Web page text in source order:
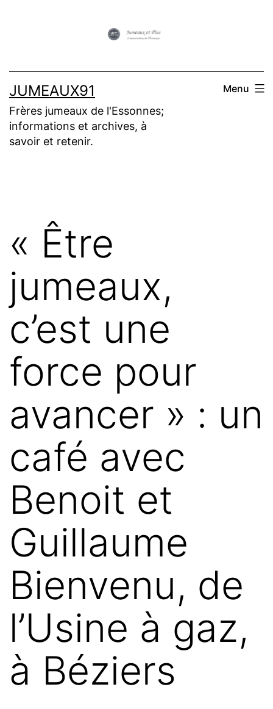
JUMEAUX91
Frères jumeaux de l'Essonnes;
informations et archives, à
savoir et retenir.
Menu
« Être
jumeaux,
c’est une
force pour
avancer » : un
café avec
Benoit et
Guillaume
Bienvenu, de
l’Usine à gaz,
à Béziers